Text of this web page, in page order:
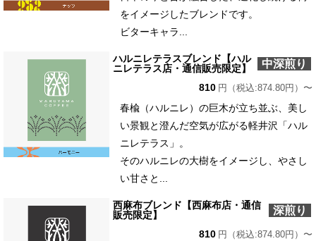
をイメージしたブレンドです。
ビターキャラ...
ハルニレテラスブレンド【ハル
ニレテラス店・通信販売限定】
中深煎り
810 円（税込:874.80円）〜
春楡（ハルニレ）の巨木が立ち並ぶ、美し
い景観と澄んだ空気が広がる軽井沢「ハル
ニレテラス」。
そのハルニレの大樹をイメージし、やさし
い甘さと...
西麻布ブレンド【西麻布店・通信
販売限定】
深煎り
810 円（税込:874.80円）〜